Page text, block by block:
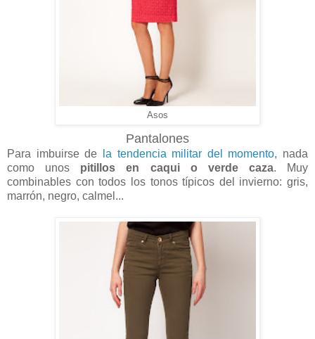
Asos
Pantalones
Para imbuirse de la tendencia militar del momento, nada
como unos pitillos en caqui o verde caza. Muy
combinables con todos los tonos típicos del invierno: gris,
marrón, negro, calmel...